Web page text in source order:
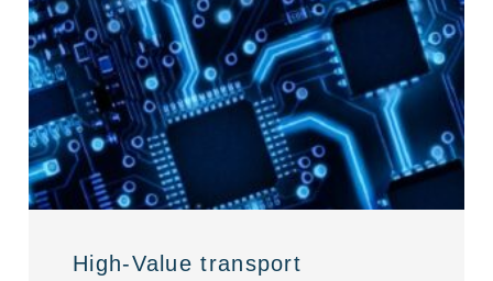
High-Value transport